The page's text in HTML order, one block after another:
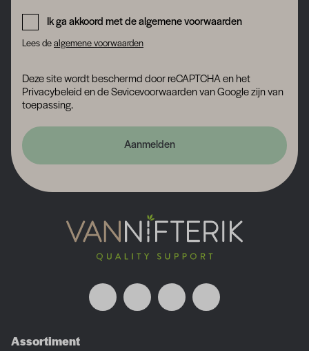
Form field 6a75152fabcbc
Ik ga akkoord met de algemene voorwaarden
Lees de algemene voorwaarden
Deze site wordt beschermd door reCAPTCHA en het
Privacybeleid ende Sevicevoorwaardenvan Google zijn van
toepassing.
Aanmelden
Assortiment